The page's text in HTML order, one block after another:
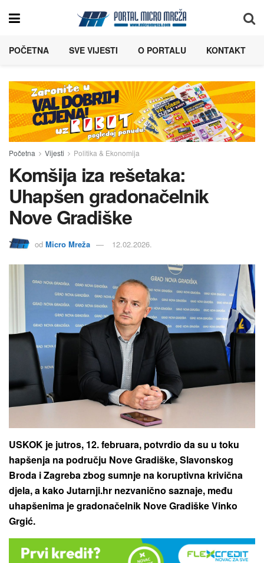
POČETNA SVE VIJESTI O PORTALU KONTAKT
Početna Vijesti Politika & Ekonomija
Komšija iza rešetaka:
Uhapšen gradonačelnik
Nove Gradiške
od Micro Mreža 12.02.2026.
USKOK je jutros, 12. februara, potvrdio da su u toku
hapšenja na području Nove Gradiške, Slavonskog
Broda i Zagreba zbog sumnje na koruptivna krivična
djela, a kako Jutarnji.hr nezvanično saznaje, među
uhapšenima je gradonačelnik Nove Gradiške Vinko
Grgić.